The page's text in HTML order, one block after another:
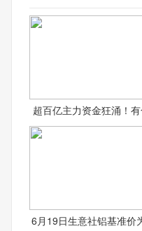
超百亿主力资金狂涌！
6月19日生意社铝基准价